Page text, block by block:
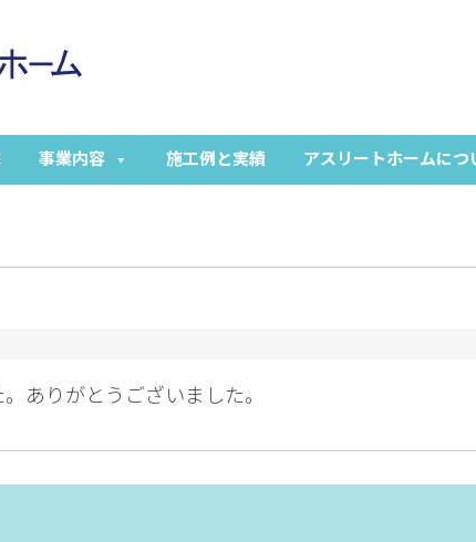
事業内容 施工例と実績 アスリートホームにつ
ありがとうございました。